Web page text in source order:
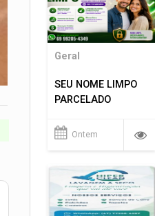
Geral
SEU NOME LIMPO
PARCELADO
Ontem